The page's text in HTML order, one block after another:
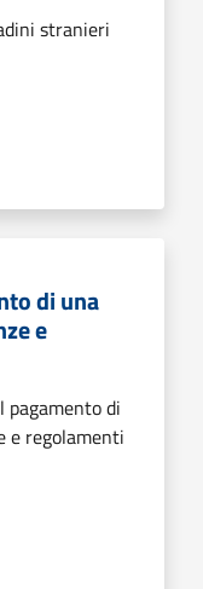
stranieri
di una
e
pagamento di
e regolamenti